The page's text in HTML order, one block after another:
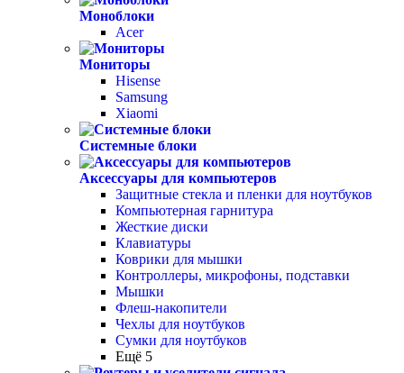
Моноблоки
Acer
Мониторы
Hisense
Samsung
Xiaomi
Системные блоки
Аксессуары для компьютеров
Защитные стекла и пленки для ноутбуков
Компьютерная гарнитура
Жесткие диски
Клавиатуры
Коврики для мышки
Контроллеры, микрофоны, подставки
Мышки
Флеш-накопители
Чехлы для ноутбуков
Сумки для ноутбуков
Ещё 5